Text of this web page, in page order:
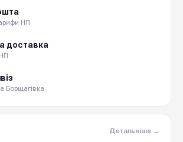
НП
доставка
Борщагівка
Детальніше →